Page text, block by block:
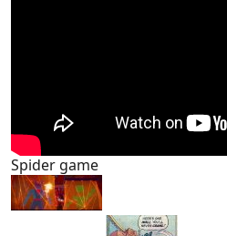
Spider game